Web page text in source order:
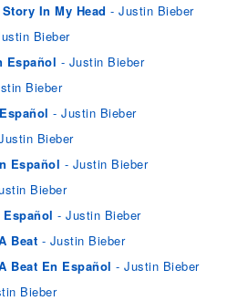
In My Head - Justin Bieber
Bieber
Español - Justin Bieber
Bieber
- Justin Bieber
Bieber
Español - Justin Bieber
Bieber
- Justin Bieber
Beat - Justin Bieber
Beat En Español - Justin Bieber
Bieber